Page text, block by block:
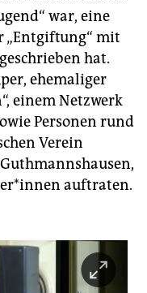
war, eine
„Entgiftung“ mit
hat.
ehemaliger
einem Netzwerk
Personen rund
Verein
auftraten.